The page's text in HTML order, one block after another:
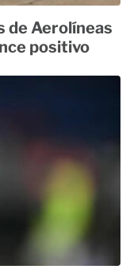
de Aerolíneas
positivo